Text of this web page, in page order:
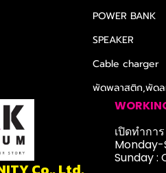
POWER BANK
SPEAKER
Cable charger
พัดพลาสติก,พัด
เปิดทำกา
Sunday :